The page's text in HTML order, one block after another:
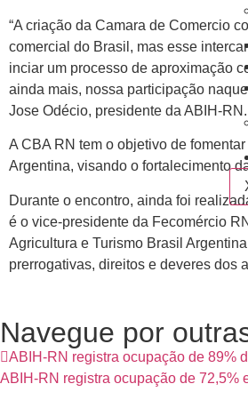
“A criação da Camara de Comercio
comercial do Brasil, mas esse
inciar um processo de aproximação
ainda mais, nossa participação
Jose Odécio, presidente da ABIH-RN.
A CBA RN tem o objetivo de
Argentina, visando o fortalecimento
Durante o encontro, ainda foi
é o vice-presidente da Fecomércio
Agricultura e Turismo Brasil
prerrogativas, direitos e deveres dos
Navegue por
ABIH-RN registra ocupação de 89%
ABIH-RN registra ocupação de 72,5%